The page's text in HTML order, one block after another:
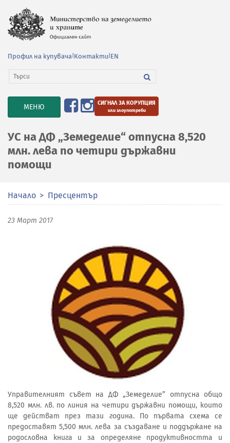
Профил на купувача Контакти EN
TOGGLE
NAVIGATION
МЕНЮ СИГНАЛ ЗА КОРУПЦИЯ
или злоупотреби
УС на ДФ „Земеделие“ отпусна 8,520
млн. лева по четири държавни
помощи
Начало Пресцентър
23 Март 2017
Управителният съвет на ДФ „Земеделие” отпусна общо
8,520 млн. лв. по линия на четири държавни помощи, които
ще действат през тази година. По първата схема се
предоставят 5,500 млн. лева за създаване и поддържане на
родословна книга и за определяне продуктивността и